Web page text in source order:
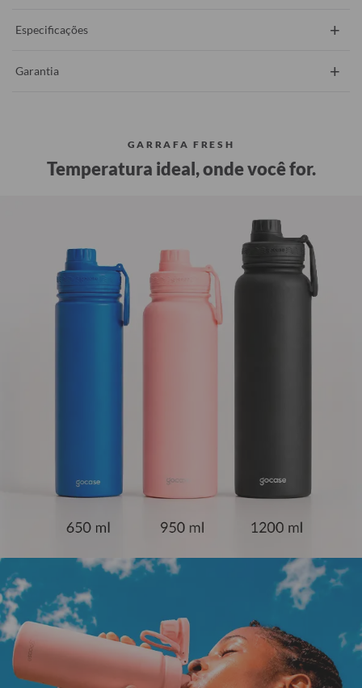
Especificações +
Garantia +
GARRAFA FRESH
Temperatura ideal, onde você for.